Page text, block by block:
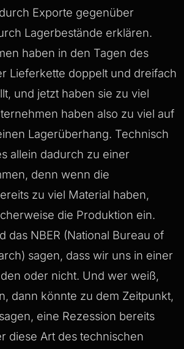
Exporte gegenüber
Lagerbestände erklären.
haben in den Tagen des
Lieferkette doppelt und dreifach
und jetzt haben sie zu viel
haben also zu viel auf
Lagerüberhang. Technisch
allein dadurch zu einer
denn wenn die
zu viel Material haben,
die Produktion ein.
das NBER (National Bureau of
sagen, dass wir uns in einer
oder nicht. Und wer weiß,
dann könnte zu dem Zeitpunkt,
eine Rezession bereits
diese Art des technischen